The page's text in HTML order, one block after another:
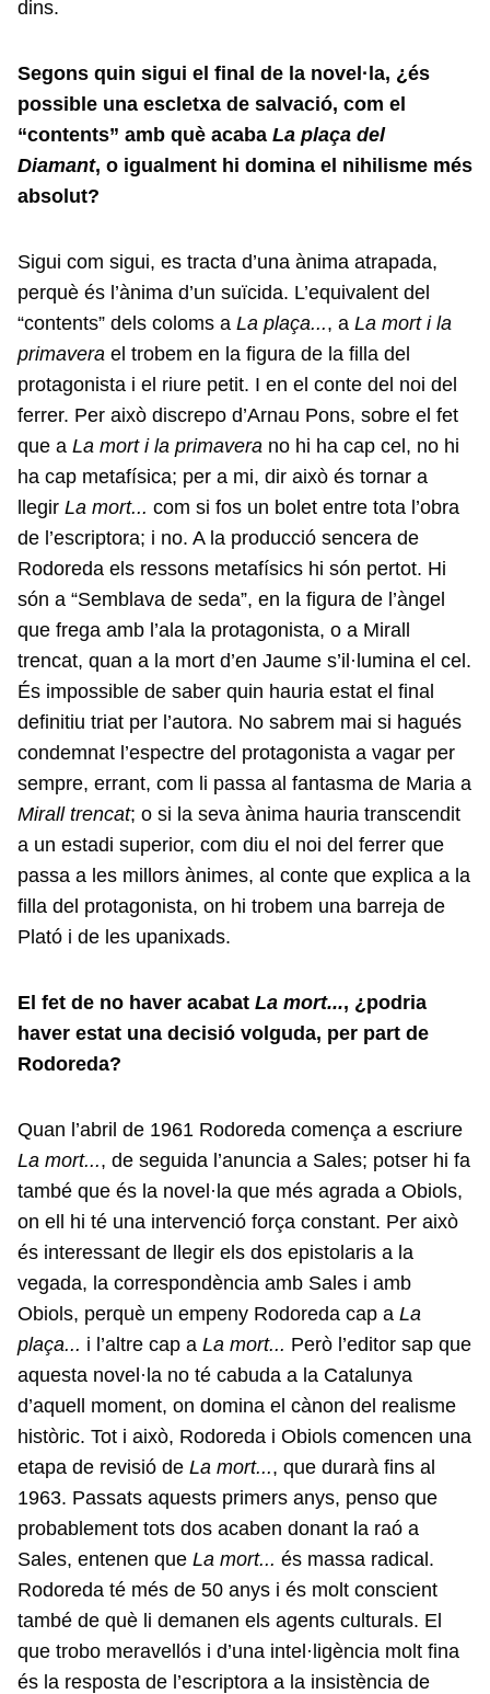
dins.
Segons quin sigui el final de la novel·la, ¿és
possible una escletxa de salvació, com el
“contents” amb què acaba La plaça del
Diamant, o igualment hi domina el nihilisme més
absolut?
Sigui com sigui, es tracta d’una ànima atrapada,
perquè és l’ànima d’un suïcida. L’equivalent del
“contents” dels coloms a La plaça..., a La mort i la
primavera el trobem en la figura de la filla del
protagonista i el riure petit. I en el conte del noi del
ferrer. Per això discrepo d’Arnau Pons, sobre el fet
que a La mort i la primavera no hi ha cap cel, no hi
ha cap metafísica; per a mi, dir això és tornar a
llegir La mort... com si fos un bolet entre tota l’obra
de l’escriptora; i no. A la producció sencera de
Rodoreda els ressons metafísics hi són pertot. Hi
són a “Semblava de seda”, en la figura de l’àngel
que frega amb l’ala la protagonista, o a Mirall
trencat, quan a la mort d’en Jaume s’il·lumina el cel.
És impossible de saber quin hauria estat el final
definitiu triat per l’autora. No sabrem mai si hagués
condemnat l’espectre del protagonista a vagar per
sempre, errant, com li passa al fantasma de Maria a
Mirall trencat; o si la seva ànima hauria transcendit
a un estadi superior, com diu el noi del ferrer que
passa a les millors ànimes, al conte que explica a la
filla del protagonista, on hi trobem una barreja de
Plató i de les upanixads.
El fet de no haver acabat La mort..., ¿podria
haver estat una decisió volguda, per part de
Rodoreda?
Quan l’abril de 1961 Rodoreda comença a escriure
La mort..., de seguida l’anuncia a Sales; potser hi fa
també que és la novel·la que més agrada a Obiols,
on ell hi té una intervenció força constant. Per això
és interessant de llegir els dos epistolaris a la
vegada, la correspondència amb Sales i amb
Obiols, perquè un empeny Rodoreda cap a La
plaça... i l’altre cap a La mort... Però l’editor sap que
aquesta novel·la no té cabuda a la Catalunya
d’aquell moment, on domina el cànon del realisme
històric. Tot i això, Rodoreda i Obiols comencen una
etapa de revisió de La mort..., que durarà fins al
1963. Passats aquests primers anys, penso que
probablement tots dos acaben donant la raó a
Sales, entenen que La mort... és massa radical.
Rodoreda té més de 50 anys i és molt conscient
també de què li demanen els agents culturals. El
que trobo meravellós i d’una intel·ligència molt fina
és la resposta de l’escriptora a la insistència de